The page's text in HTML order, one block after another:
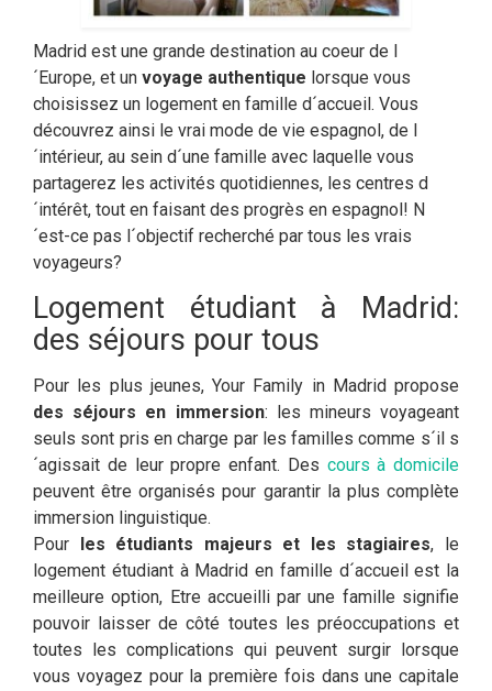
Madrid est une grande destination au coeur de l
´Europe, et un voyage authentique lorsque vous
choisissez un logement en famille d´accueil. Vous
découvrez ainsi le vrai mode de vie espagnol, de l
´intérieur, au sein d´une famille avec laquelle vous
partagerez les activités quotidiennes, les centres d
´intérêt, tout en faisant des progrès en espagnol! N
´est-ce pas l´objectif recherché par tous les vrais
voyageurs?
Logement étudiant à Madrid:
des séjours pour tous
Pour les plus jeunes, Your Family in Madrid propose
des séjours en immersion: les mineurs voyageant
seuls sont pris en charge par les familles comme s´il s
´agissait de leur propre enfant. Des cours à domicile
peuvent être organisés pour garantir la plus complète
immersion linguistique.
Pour les étudiants majeurs et les stagiaires, le
logement étudiant à Madrid en famille d´accueil est la
meilleure option, Etre accueilli par une famille signifie
pouvoir laisser de côté toutes les préoccupations et
toutes les complications qui peuvent surgir lorsque
vous voyagez pour la première fois dans une capitale